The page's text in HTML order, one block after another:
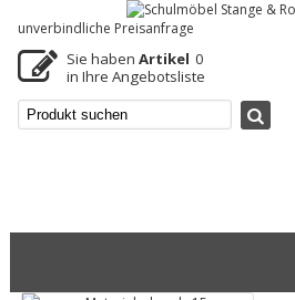
unverbindliche Preisanfrage
Sie haben 0
Artikel
in Ihre Angebotsliste